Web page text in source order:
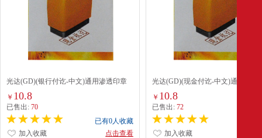
光达(GD)(银行付讫-中文)通用渗透印章
(T037) 红色
￥ 10.8
已售出: 70
已有0人收藏
点击查看
加入收藏
光达(GD)(现金付讫-中文)通用渗透
(T032) 红色
￥ 10.8
已售出:72
加入收藏